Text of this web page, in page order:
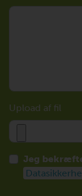
Upload af fil
Jeg